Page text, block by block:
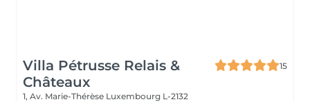
Villa Pétrusse Relais &
Châteaux
15
1, Av. Marie-Thérèse Luxembourg L-2132